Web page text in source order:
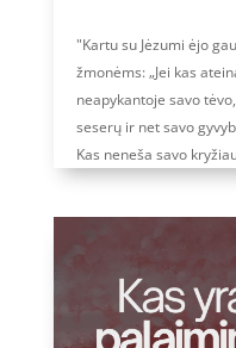
"Kartu su Jėzumi ėjo
žmonėms: „Jei kas
neapykantoje savo
seserų ir net savo
Kas neneša savo